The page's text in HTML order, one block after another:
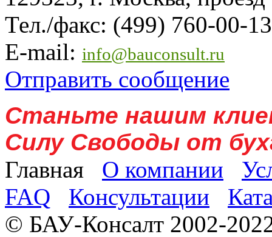
Тел./факс: (499) 760-00-
E-mail: info@bauconsult.ru
Отправить сообщение
Станьте нашим
Силу Свободы от
Главная
О компании
FAQ
Консультации
© БАУ-Консалт 2002-